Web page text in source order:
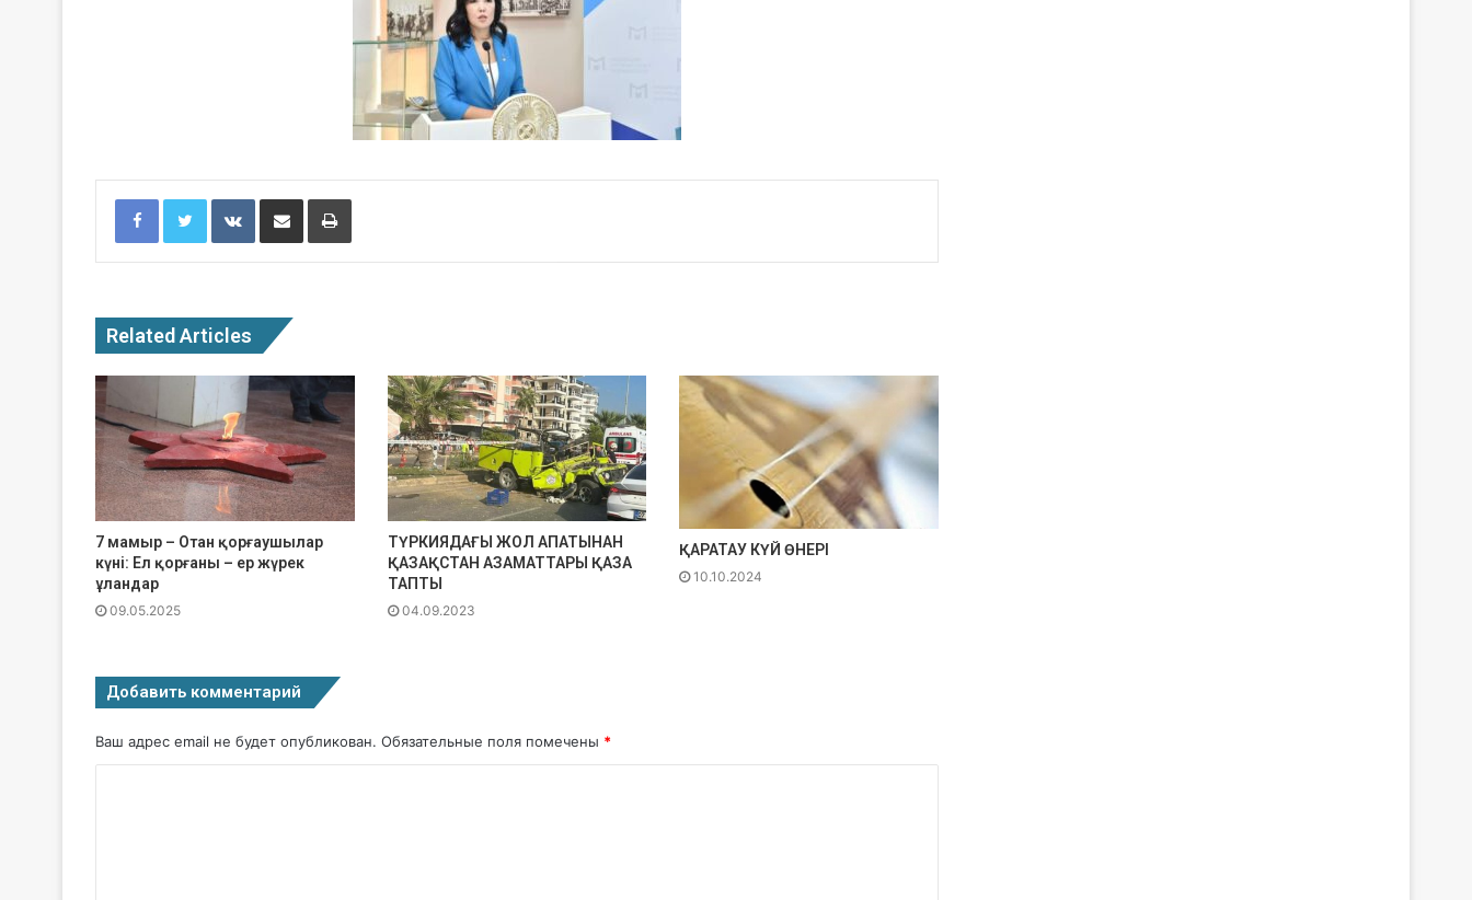
Facebook Twitter VKontakte
Related Articles
7 мамыр – Отан қорғаушылар
күні: Ел қорғаны – ер жүрек
ұландар
09.05.2025
ТҮРКИЯДАҒЫ ЖОЛ АПАТЫНАН
ҚАЗАҚСТАН АЗАМАТТАРЫ ҚАЗА
ТАПТЫ
04.09.2023
ҚАРАТАУ КҮЙ ӨНЕРІ
10.10.2024
Добавить комментарий
Ваш адрес email не будет опубликован. Обязательные поля помечены *